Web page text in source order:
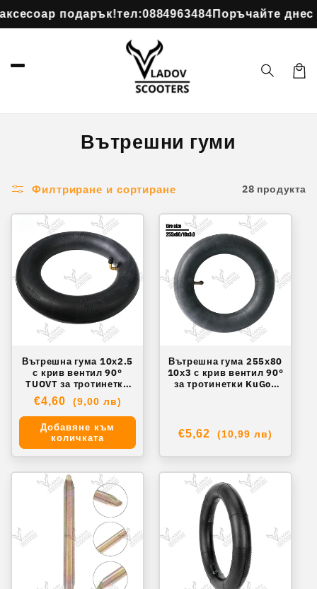
подарък!тел:0884963484Поръчайте днес
Вътрешни гуми
Филтриране и сортиране 28 продукта
Вътрешна гума 10х2.5
с крив вентил 90°
TUOVT за тротинетки
Zero, KuGoo, Vsett. L-4
Обичайна
цена
€4,60 (9,00 лв)
Добавяне към
количката
Вътрешна гума 255х80
10х3 с крив вентил 90°
за тротинетки KuGoo
Обичайна
€5,62 (10,99 лв)